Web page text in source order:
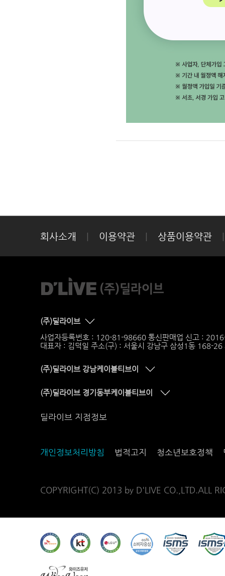
회사소개 이용약관 상품이용약관
(주)딜라이브
사업자등록번호 : 120-81-98660 통신판매업 신고 :
대표자 : 김덕일 주소(구) : 서울시 강남구 삼성1동 168-
(주)딜라이브 강남케이블티브이
(주)딜라이브 경기동부케이블티브이
딜라이브 지점정보
개인정보처리방침 법적고지 청소년보호정책
COPYRIGHT(C) 2013 by D'LIVE CO.,LTD.ALL